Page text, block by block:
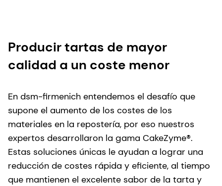
Producir tartas de mayor
calidad a un coste menor
En dsm-firmenich entendemos el desafío que
supone el aumento de los costes de los
materiales en la repostería, por eso nuestros
expertos desarrollaron la gama CakeZyme®.
Estas soluciones únicas le ayudan a lograr una
reducción de costes rápida y eficiente, al tiempo
que mantienen el excelente sabor de la tarta y